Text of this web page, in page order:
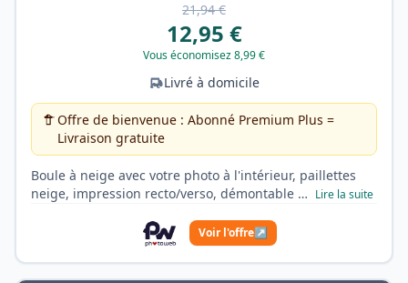
21,94 €
12,95 €
Vous économisez 8,99 €
Livré à domicile
Offre de bienvenue : Abonné Premium Plus =
Livraison gratuite
Boule à neige avec votre photo à l'intérieur, paillettes
neige, impression recto/verso, démontable … Lire la suite
Voir l'offre↗